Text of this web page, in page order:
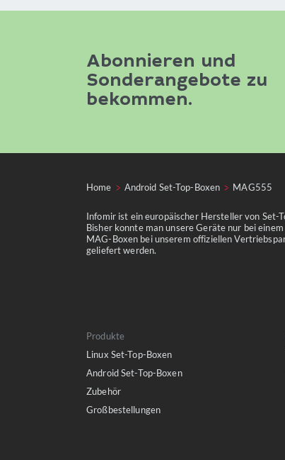
Abonnieren und
Sonderangebote zu
bekommen.
Home Android Set-Top-Boxen MAG555
Infomir ist ein europäischer Hersteller von Set-
Bisher konnte man unsere Geräte nur bei
MAG-Boxen bei unserem offiziellen
geliefert werden.
Produkte
Linux Set-Top-Boxen
Android Set-Top-Boxen
Zubehör
Großbestellungen